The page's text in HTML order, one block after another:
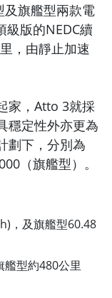
旗艦型兩款電
級版的NEDC續
，由靜止加速
家，Atto 3就採
穩定性外亦更為
劃下，分別為
（旗艦型）。
，及旗艦型60.48
型約480公里